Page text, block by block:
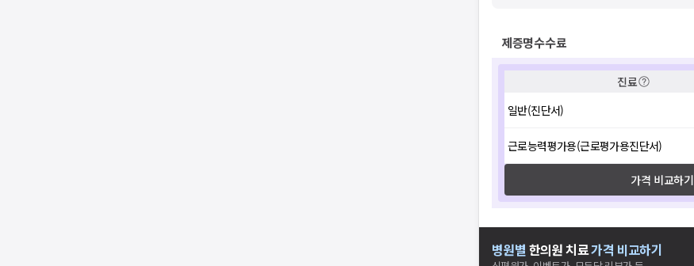
제증명수수료
진료
일반(진단서)
근로능력평가용(근로평가용진단서)
가격 비교하기
병원별 한의원치료가격 비교하기